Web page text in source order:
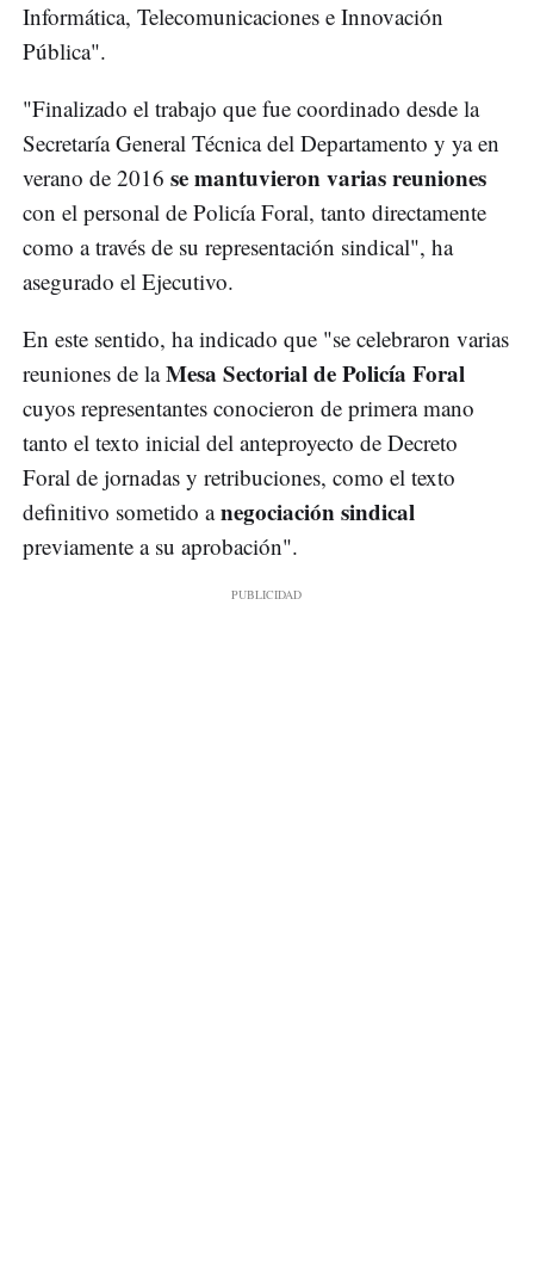
Informática, Telecomunicaciones e Innovación
Pública".
"Finalizado el trabajo que fue coordinado desde la
Secretaría General Técnica del Departamento y ya en
verano de 2016 se mantuvieron varias reuniones
con el personal de Policía Foral, tanto directamente
como a través de su representación sindical", ha
asegurado el Ejecutivo.
En este sentido, ha indicado que "se celebraron varias
reuniones de laMesa Sectorial de Policía Foral
cuyos representantes conocieron de primera mano
tanto el texto inicial del anteproyecto de Decreto
Foral de jornadas y retribuciones, como el texto
definitivo sometido anegociación sindical
previamente a su aprobación".